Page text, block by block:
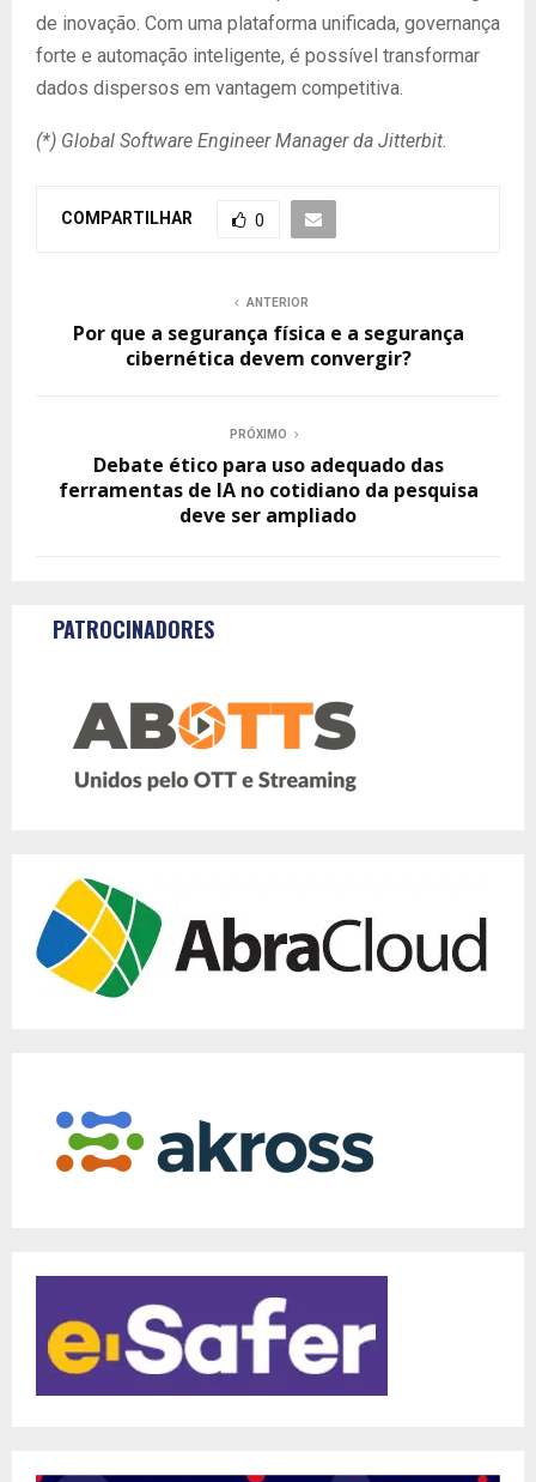
de inovação. Com uma plataforma unificada, governança
forte e automação inteligente, é possível transformar
dados dispersos em vantagem competitiva.
(*) Global Software Engineer Manager da Jitterbit.
COMPARTILHAR 0
ANTERIOR
Por que a segurança física e a segurança
cibernética devem convergir?
PRÓXIMO
Debate ético para uso adequado das
ferramentas de IA no cotidiano da pesquisa
deve ser ampliado
PATROCINADORES